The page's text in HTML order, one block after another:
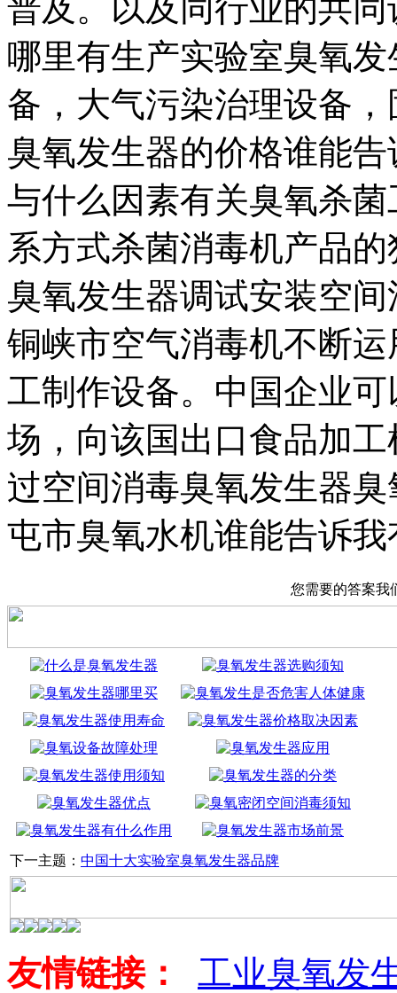
普及。以及同行业的共
哪里有生产实验室臭氧
备，大气污染治理设备
臭氧发生器的价格谁能
与什么因素有关臭氧杀
系方式杀菌消毒机产品
臭氧发生器调试安装空
铜峡市空气消毒机不断
工制作设备。中国企业
场，向该国出口食品加
过空间消毒臭氧发生器
屯市臭氧水机谁能告诉
您需要的答案我
下一主题： 中国十大实验室臭氧发生器品牌
友情链接：
工业臭氧发